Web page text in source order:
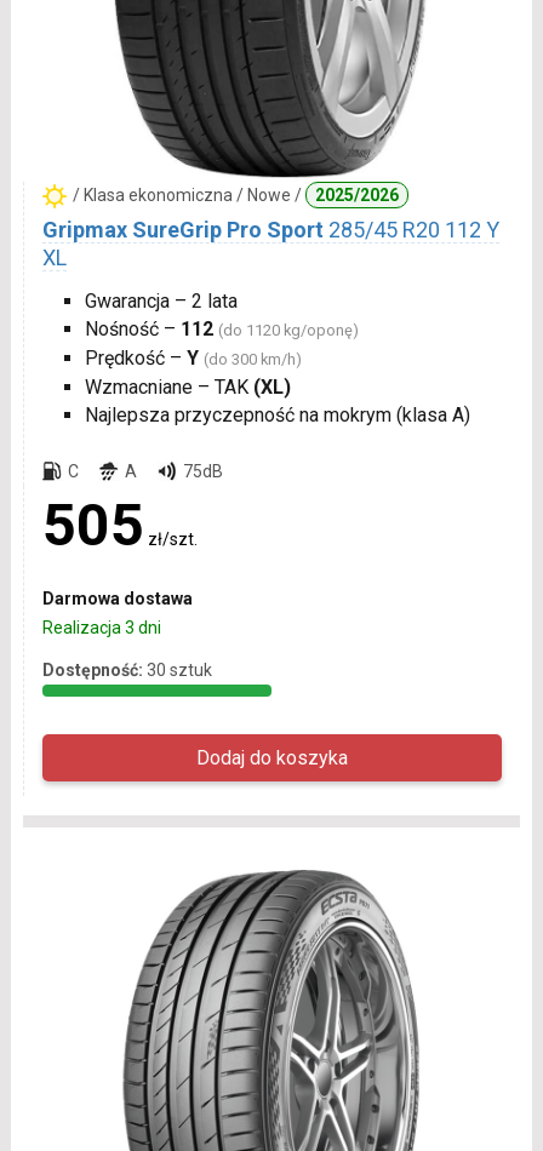
/ Klasa ekonomiczna / Nowe / 2025/2026
Gripmax SureGrip Pro Sport 285/45 R20 112 Y
XL
Gwarancja – 2 lata
Nośność – 112 (do 1120 kg/oponę)
Prędkość – Y (do 300 km/h)
Wzmacniane – TAK (XL)
Najlepsza przyczepność na mokrym (klasa A)
C A 75dB
505 zł/szt.
Darmowa dostawa
Realizacja 3 dni
Dostępność: 30 sztuk